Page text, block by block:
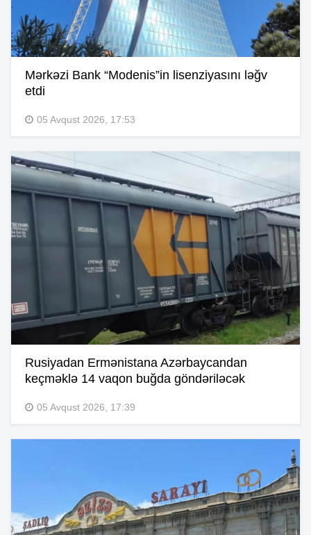
Mərkəzi Bank “Modenis”in lisenziyasını ləğv
etdi
05 Avqust 2026, 17:53
Rusiyadan Ermənistana Azərbaycandan
keçməklə 14 vaqon buğda göndəriləcək
05 Avqust 2026, 17:39